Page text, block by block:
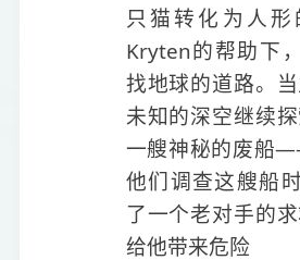
只猫转化为人
Kryten的帮助下
找地球的道路。
未知的深空继续
一艘神秘的废船
他们调查这艘船
了一个老对手的
给他带来危险